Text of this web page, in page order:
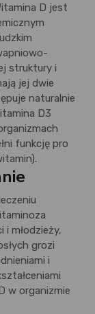
D jest
struktury i
jej dwie
naturalnie
D3
funkcję pro
młodzieży,
grozi
i
w organizmie